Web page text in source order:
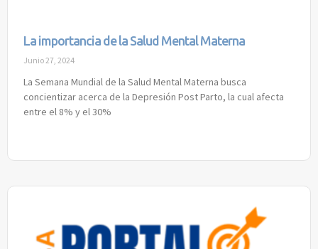
La importancia de la Salud Mental Materna
Junio 27, 2024
La Semana Mundial de la Salud Mental Materna busca
concientizar acerca de la Depresión Post Parto, la cual afecta
entre el 8% y el 30%